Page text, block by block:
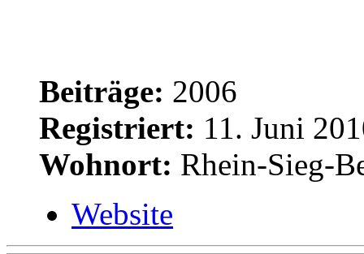
Beiträge: 2006
Registriert: 11. Juni
Wohnort: Rhein-Sieg-
Website